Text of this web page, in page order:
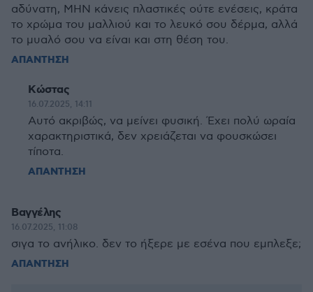
αδύνατη, ΜΗΝ κάνεις πλαστικές ούτε ενέσεις, κράτα
το χρώμα του μαλλιού και το λευκό σου δέρμα, αλλά
το μυαλό σου να είναι και στη θέση του.
ΑΠΑΝΤΗΣΗ
Κώστας
16.07.2025, 14:11
Αυτό ακριβώς, να μείνει φυσική. Έχει πολύ ωραία
χαρακτηριστικά, δεν χρειάζεται να φουσκώσει
τίποτα.
ΑΠΑΝΤΗΣΗ
Βαγγέλης
16.07.2025, 11:08
σιγα το ανήλικο. δεν το ήξερε με εσένα που εμπλεξε;
ΑΠΑΝΤΗΣΗ